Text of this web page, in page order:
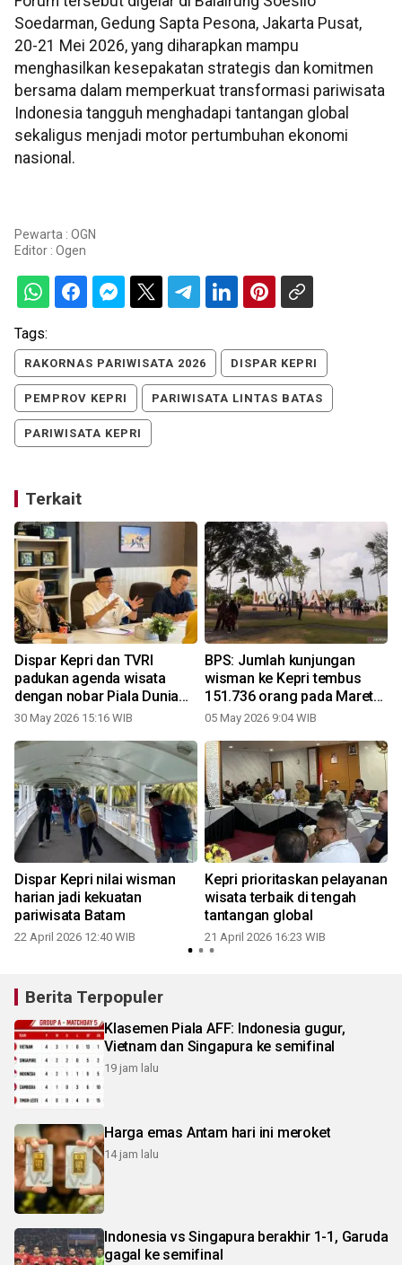
Soedarman, Gedung Sapta Pesona, Jakarta Pusat,
20-21 Mei 2026, yang diharapkan mampu
menghasilkan kesepakatan strategis dan komitmen
bersama dalam memperkuat transformasi pariwisata
Indonesia tangguh menghadapi tantangan global
sekaligus menjadi motor pertumbuhan ekonomi
nasional.
Pewarta : OGN
Editor : Ogen
Tags:
RAKORNAS PARIWISATA 2026 DISPAR KEPRI
PEMPROV KEPRI PARIWISATA LINTAS BATAS
PARIWISATA KEPRI
Terkait
Dispar Kepri dan TVRI
padukan agenda wisata
dengan nobar Piala Dunia
2026
30 May 2026 15:16 WIB
BPS: Jumlah kunjungan
wisman ke Kepri tembus
151.736 orang pada Maret
2026
05 May 2026 9:04 WIB
Dispar Kepri nilai wisman
harian jadi kekuatan
pariwisata Batam
22 April 2026 12:40 WIB
Kepri prioritaskan pelayanan
wisata terbaik di tengah
tantangan global
21 April 2026 16:23 WIB
Berita Terpopuler
Klasemen Piala AFF: Indonesia gugur,
Vietnam dan Singapura ke semifinal
19 jam lalu
Harga emas Antam hari ini meroket
14 jam lalu
Indonesia vs Singapura berakhir 1-1, Garuda
gagal ke semifinal